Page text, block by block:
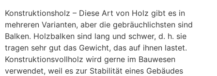
Konstruktionsholz – Diese Art von Holz gibt es in
mehreren Varianten, aber die gebräuchlichsten sind
Balken. Holzbalken sind lang und schwer, d. h. sie
tragen sehr gut das Gewicht, das auf ihnen lastet.
Konstruktionsvollholz wird gerne im Bauwesen
verwendet, weil es zur Stabilität eines Gebäudes